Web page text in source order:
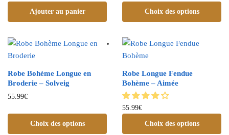
Ajouter au panier Choix des options
Robe Bohème Longue en
Broderie – Solveig
55.99€
Choix des options
Robe Longue Fendue
Bohème – Aimée
55.99€
Choix des options